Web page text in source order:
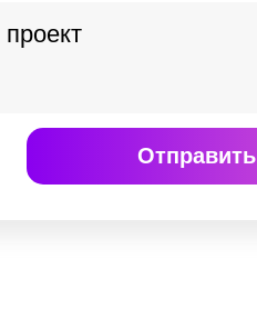
Отправить